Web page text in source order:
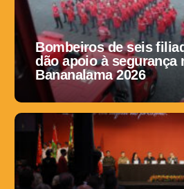
Bombeiros de seis
dão apoio à segurança
Bananalama 2026